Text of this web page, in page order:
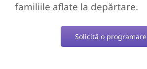
familiile aflate la depărtare.
Solicită o programare